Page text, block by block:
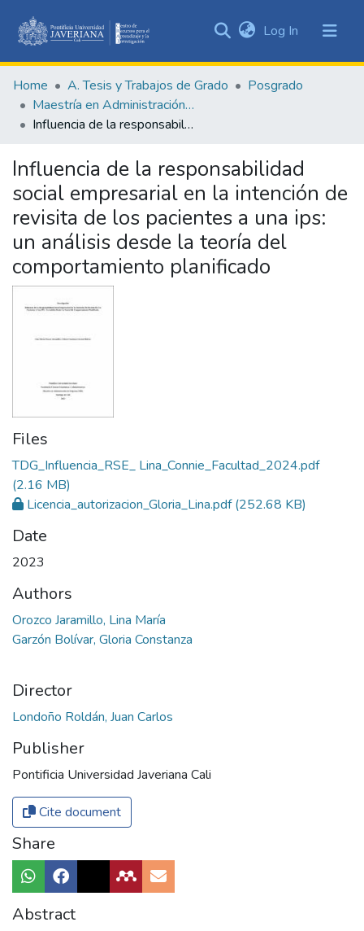
&
Collections
All of DSpace
Statistics
Log In (current)
Home A. Tesis y Trabajos de Grado
Posgrado
Maestría en Administración de Empresas
Influencia de la responsabilidad social empresarial en la intención de revisita de los pacientes a una ips: un análisis desde la teoría del comportamiento planificado
Influencia de la responsabilidad
social empresarial en la intención de
revisita de los pacientes a una ips:
un análisis desde la teoría del
comportamiento planificado
Files
TDG_Influencia_RSE_ Lina_Connie_Facultad_2024.pdf
(2.16 MB)
Licencia_autorizacion_Gloria_Lina.pdf(252.68 KB)
Date
2023
Authors
Orozco Jaramillo, Lina María
Garzón Bolívar, Gloria Constanza
Director
Londoño Roldán, Juan Carlos
Publisher
Pontificia Universidad Javeriana Cali
Cite document
Share
Abstract